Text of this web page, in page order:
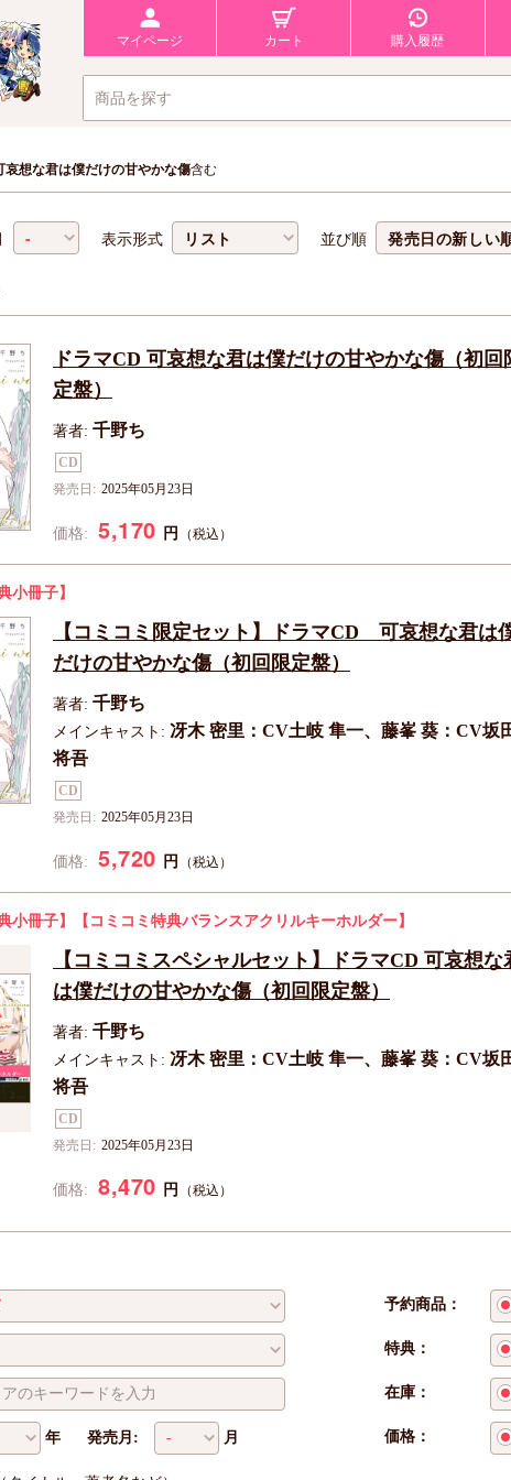
マイページ カート 購入履歴
哀想な君は僕だけの甘やかな傷含む
表示形式 並び順
ドラマCD 可哀想な君は僕だけの甘やかな傷（初回
定盤）
著者: 千野ち
CD
発売日: 2025年05月23日
価格: 5,170 円 （税込）
小冊子】
【コミコミ限定セット】ドラマCD 可哀想な君は
だけの甘やかな傷（初回限定盤）
著者: 千野ち
メインキャスト: 冴木 密里：CV土岐 隼一、藤峯 葵：CV坂
将吾
CD
発売日: 2025年05月23日
価格: 5,720 円 （税込）
小冊子】 【コミコミ特典バランスアクリルキーホルダー】
【コミコミスペシャルセット】ドラマCD 可哀想な
は僕だけの甘やかな傷（初回限定盤）
著者: 千野ち
メインキャスト: 冴木 密里：CV土岐 隼一、藤峯 葵：CV坂
将吾
CD
発売日: 2025年05月23日
価格: 8,470 円 （税込）
年 発売月: 月
予約商品：
特典：
在庫：
価格：